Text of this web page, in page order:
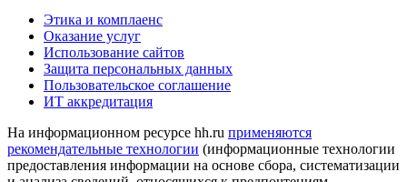
Этика и комплаенс
Оказание услуг
Использование сайтов
Защита персональных данных
Пользовательское соглашение
ИТ аккредитация
На информационном ресурсе hh.ru применяются
рекомендательные технологии (информационные технологии
предоставления информации на основе сбора, систематизации